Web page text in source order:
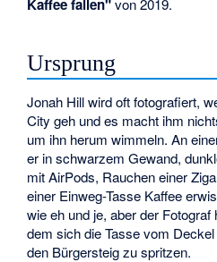
Kaffee fallen"von 2019.
Ursprung
Jonah Hill wird oft fotografiert,
City geh und es macht ihm
um ihn herum wimmeln. An
er in schwarzem Gewand,
mit AirPods, Rauchen einer
einer Einweg-Tasse Kaffee
wie eh und je, aber der
dem sich die Tasse vom
den Bürgersteig zu spritzen.